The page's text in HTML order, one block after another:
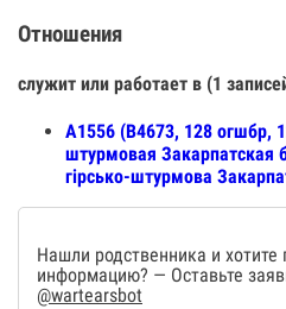
Отношения
служит или работает в (1
А1556 (В4673, 128 огшбр,
штурмовая Закарпатская
гірсько-штурмова
Нашли родственника и хотите
информацию? — Оставьте
@wartearsbot